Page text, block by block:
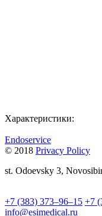
Характеристики:
Endoservice
© 2018 Privacy Policy
st. Odoevsky 3,
+7 (383) 373–96–15 +7
info@esimedical.ru